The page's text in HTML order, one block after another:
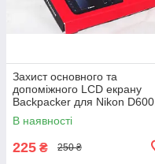
Захист основного та
допоміжного LCD екрану
Backpacker для Nikon D600,
D610, D800, D810, D850,
D780 -скло
В наявності
225 ₴ 250 ₴